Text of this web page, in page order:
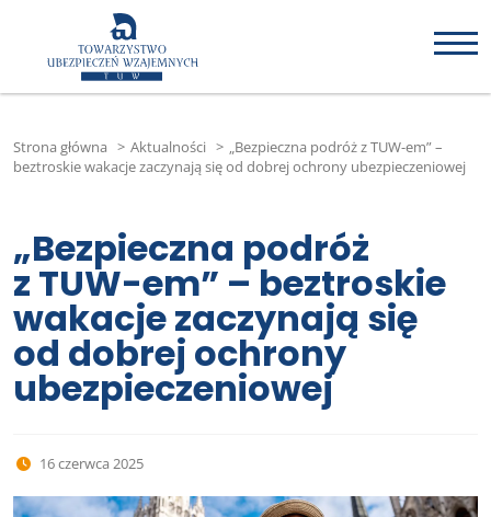
Strona główna > Aktualności > „Bezpieczna podróż z TUW-em” –
beztroskie wakacje zaczynają się od dobrej ochrony ubezpieczeniowej
„Bezpieczna podróż
z TUW-em” – beztroskie
wakacje zaczynają się
od dobrej ochrony
ubezpieczeniowej
16 czerwca 2025